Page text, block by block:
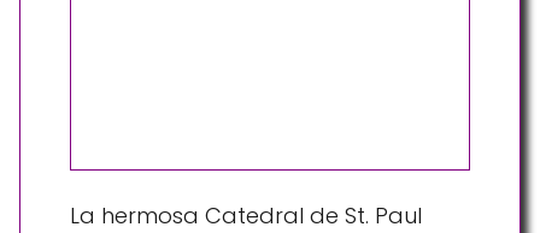
La hermosa Catedral de St. Paul